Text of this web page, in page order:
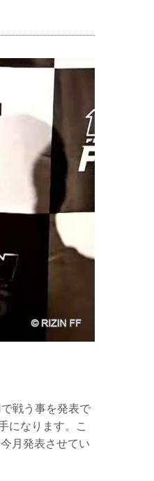
戦う事を発表で
になります。こ
月発表させてい